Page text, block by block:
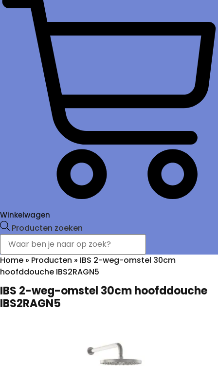
Winkelwagen
Producten zoeken
Home » Producten » IBS 2-weg-omstel 30cm
hoofddouche IBS2RAGN5
IBS 2-weg-omstel 30cm hoofddouche
IBS2RAGN5